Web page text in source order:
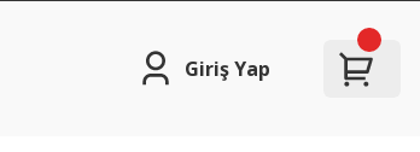
Giriş Yap